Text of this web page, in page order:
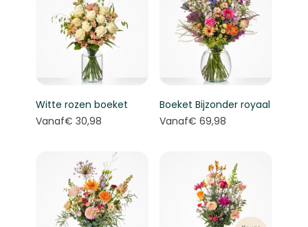
Witte rozen boeket
Vanaf€ 30,98
Boeket Bijzonder royaal
Vanaf€ 69,98